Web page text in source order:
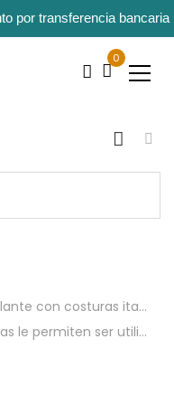
por transferencia bancaria
0
Silla basculante con costuras italianas de clara identidad, diseño sofisticado y solidez estructural. Ideal para gerentes, jefes o salas de reuniones.
utilizado por personas de gran contextura física.